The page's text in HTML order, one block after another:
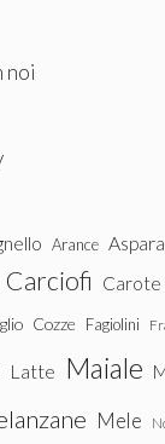
noi
Arance
Carciofi Carote
Cozze Fagiolini
Latte Maiale
Mele